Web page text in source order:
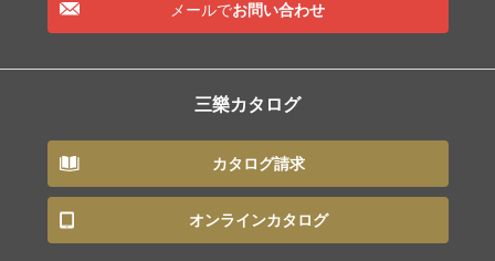
メールでお問い合わせ
三樂カタログ
カタログ請求
オンラインカタログ